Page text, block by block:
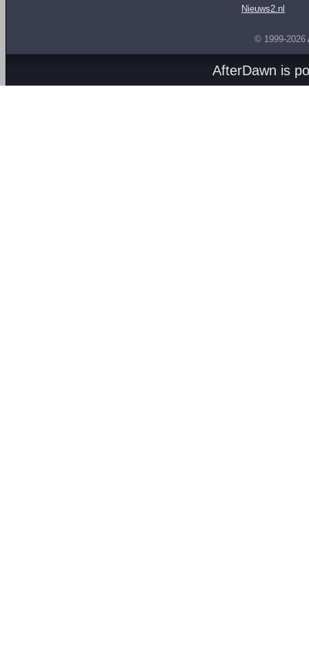
Nieuws2.nl
© 1999-2026
AfterDawn is